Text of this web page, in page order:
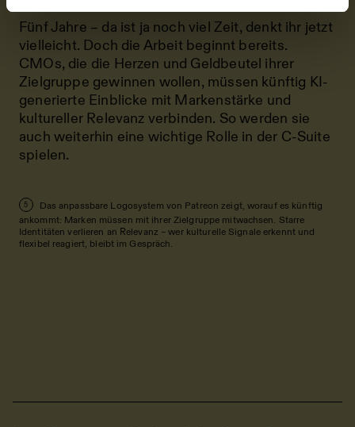
Fünf Jahre – da ist ja noch viel Zeit, denkt ihr jetzt
vielleicht. Doch die Arbeit beginnt bereits.
CMOs, die die Herzen und Geldbeutel ihrer
Zielgruppe gewinnen wollen, müssen künftig KI-
generierte Einblicke mit Markenstärke und
kultureller Relevanz verbinden. So werden sie
auch weiterhin eine wichtige Rolle in der C-Suite
spielen.
5
Das anpassbare Logosystem von Patreon zeigt, worauf es künftig
ankommt: Marken müssen mit ihrer Zielgruppe mitwachsen. Starre
Identitäten verlieren an Relevanz – wer kulturelle Signale erkennt und
flexibel reagiert, bleibt im Gespräch.